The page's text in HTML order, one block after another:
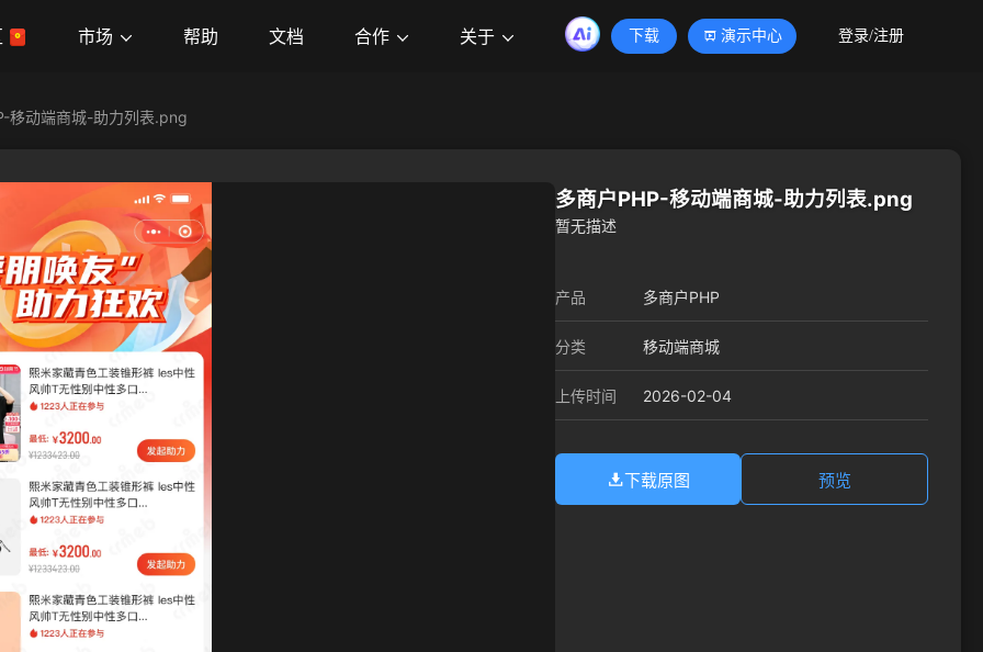
市场 帮助 文档 合作 关于 下载 演示中心 登录/注册
移动端商城-助力列表.png
多商户PHP-移动端商城-助力列表.png
暂无描述
产品 多商户PHP
分类 移动端商城
上传时间 2026-02-04
下载原图 预览